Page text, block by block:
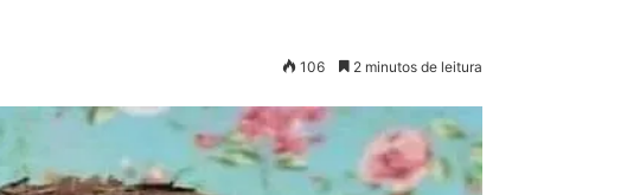
106 2 minutos de leitura